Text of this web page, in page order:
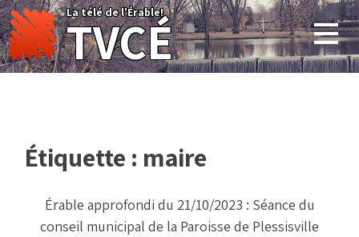
Skip
to
content
La télé de l'Érable!
TVCÉ
Étiquette : maire
Érable approfondi du 21/10/2023 : Séance du
conseil municipal de la Paroisse de Plessisville